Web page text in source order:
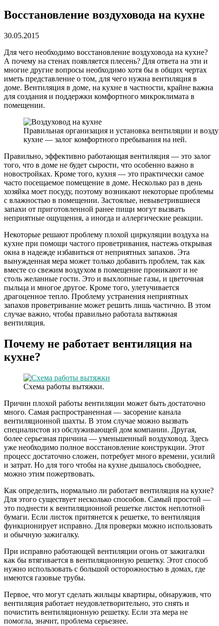
Восстановление воздуховода на кухне
30.05.2015
Для чего необходимо восстановление воздуховода на кухне?
А почему на стенах появляется плесень? Для ответа на эти и
многие другие вопросы необходимо хотя бы в общих чертах
иметь представление о том, для чего нужна вентиляция в
доме. Вентиляция в доме, на кухне в частности, крайне важна
для создания и поддержки комфортного микроклимата в
помещении.
Правильная организация и установка вентиляции и
кухне — залог комфортного пребывания на ней.
Правильно, эффективно работающая вентиляция — это залог
того, что в доме не будет сырости, что особенно важно в
новостройках. Кроме того, кухня — это практически самое
часто посещаемое помещение в доме. Несколько раз в день
хозяйка моет посуду, поэтому возникают некоторые проблемы
с влажностью в помещении. Застоялые, невыветрившиеся
запахи от приготовленной ранее пищи могут вызвать
неприятные ощущения, а иногда и аллергические реакции.
Некоторые решают проблему плохой циркуляции воздуха на
кухне при помощи частого проветривания, настежь открывая
окна в надежде избавиться от неприятных запахов. Эта
вынужденная мера может только добавить проблем, так как
вместе со свежим воздухом в помещение проникают и не
столь желанные гости. Это и выхлопные газы, и цветочная
пыльца и многое другое. Кроме того, улетучивается
драгоценное тепло. Проблему устранения неприятных
запахов проветривание может решить лишь частично. В этом
случае важно, чтобы правильно работала вытяжная
вентиляция.
Почему не работает вентиляция на
кухне?
Схема работы вытяжки.
Причин плохой работы вентиляции может быть достаточно
много. Самая распространенная — засорение канала
вентиляционной шахты. В этом случае можно вызвать
специалистов из обслуживающей дом компании. Другая,
более серьезная причина — уменьшенный воздуховод. Здесь
уже необходимо полное восстановление конструкции. Этот
процесс достаточно сложен, потребует много времени, усилий
и затрат. Но для того чтобы на кухне дышалось свободнее,
можно этим пожертвовать.
Как определить, нормально ли работает вентиляция на кухне?
Для этого существует несколько способов. Самый простой —
это поднести к вентиляционной решетке листок неплотной
бумаги. Если листок притянется к решетке, то вентиляция
функционирует исправно. Для проверки можно использовать
и обычную зажигалку.
При исправно работающей вентиляции огонь от зажигалки
как бы втягивается в вентиляционную решетку. Этот способ
нужно использовать с большой осторожностью в домах, где
имеются газовые трубы.
Первое, что могут сделать жильцы квартиры, обнаружив, что
вентиляция работает неудовлетворительно, это снять и
почистить вентиляционную решетку. Если эта мера не
помогла, значит, проблема серьезнее.